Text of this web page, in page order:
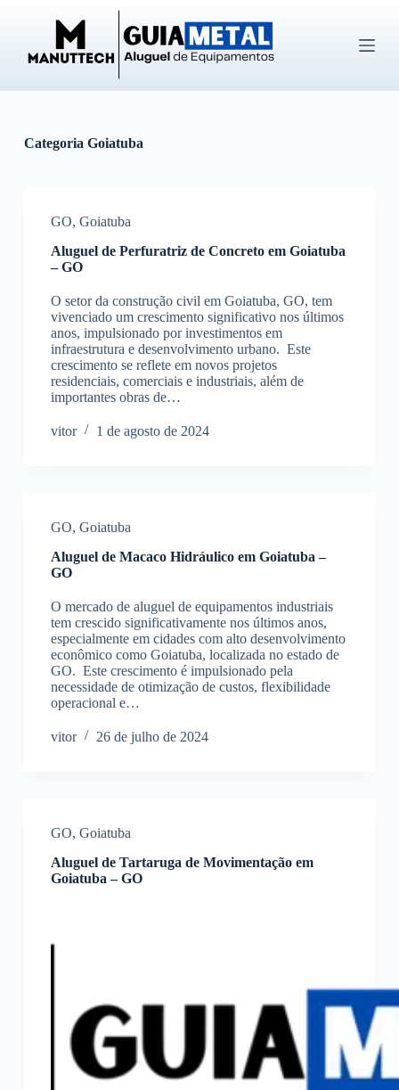
Categoria Goiatuba
GO, Goiatuba
Aluguel de Perfuratriz de Concreto em Goiatuba
– GO
O setor da construção civil em Goiatuba, GO, tem
vivenciado um crescimento significativo nos últimos
anos, impulsionado por investimentos em
infraestrutura e desenvolvimento urbano. Este
crescimento se reflete em novos projetos
residenciais, comerciais e industriais, além de
importantes obras de…
vitor 1 de agosto de 2024
GO, Goiatuba
Aluguel de Macaco Hidráulico em Goiatuba –
GO
O mercado de aluguel de equipamentos industriais
tem crescido significativamente nos últimos anos,
especialmente em cidades com alto desenvolvimento
econômico como Goiatuba, localizada no estado de
GO. Este crescimento é impulsionado pela
necessidade de otimização de custos, flexibilidade
operacional e…
vitor 26 de julho de 2024
GO, Goiatuba
Aluguel de Tartaruga de Movimentação em
Goiatuba – GO